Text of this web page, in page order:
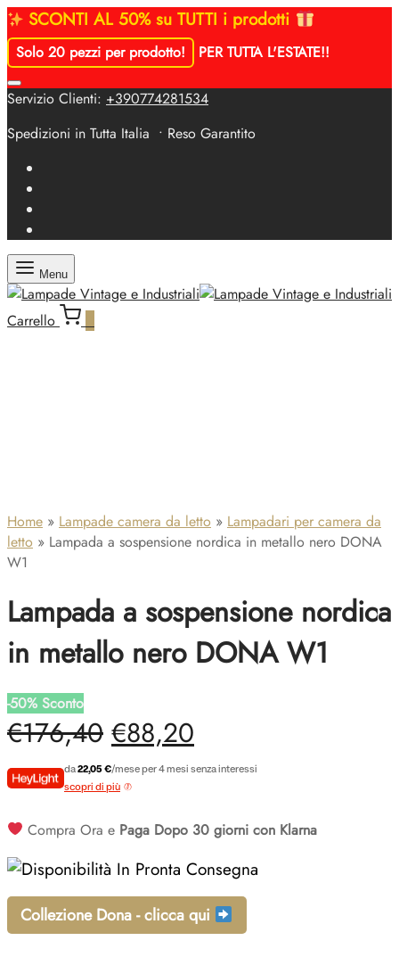
SCONTI AL 50% su TUTTI i prodotti
Solo 20 pezzi per prodotto! PER TUTTA L'ESTATE!!
Servizio Clienti: +390774281534
Spedizioni in Tutta Italia • Reso Garantito
Menu
Carrello
Home » Lampade camera da letto » Lampadari per camera da
letto » Lampada a sospensione nordica in metallo nero DONA
W1
Lampada a sospensione nordica
in metallo nero DONA W1
-50% Sconto
€176,40 Il
prezzo
era:
€176,40.
€88,20
prezzo
è:
€88,20.
da22,05 €/mese per 4 mesi senza interessi
scopri di più
Compra Ora e Paga Dopo 30 giorni con Klarna
In Pronta Consegna
Collezione Dona - clicca qui